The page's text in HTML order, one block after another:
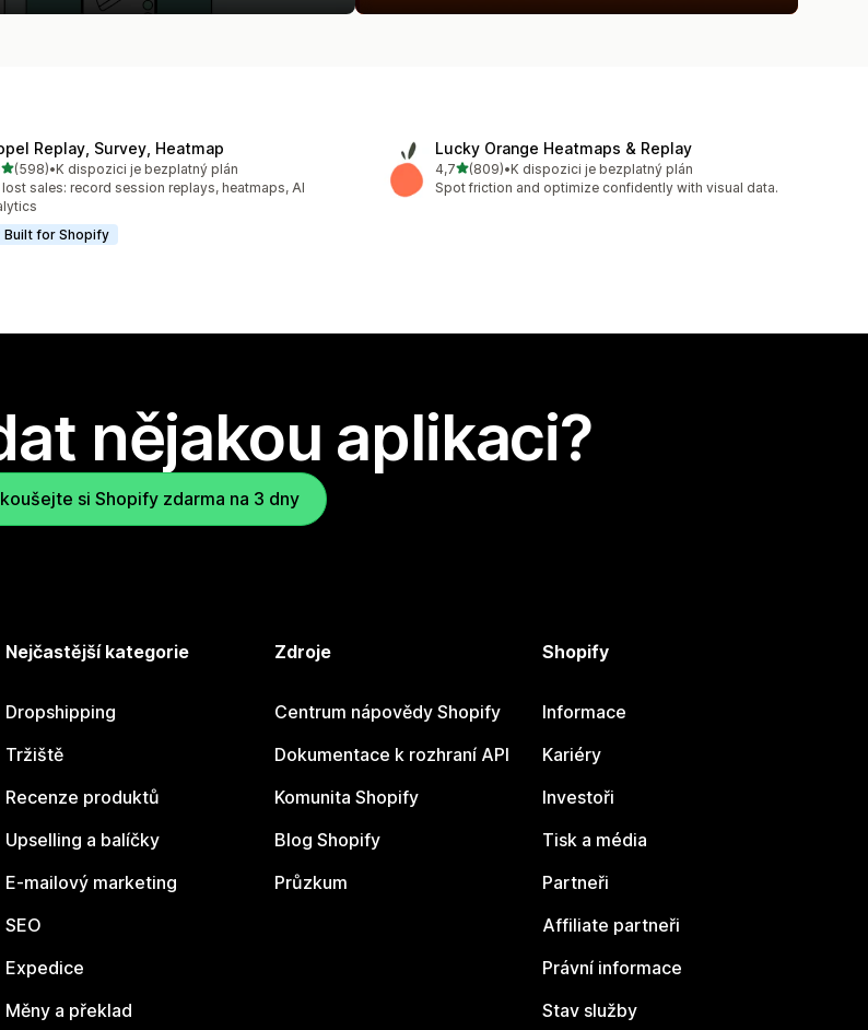
Replay, Survey, Heatmap
z 5 hvězd
(598)počet recenzí: 598
•K dispozici je bezplatný plán
lost sales: record session replays, heatmaps, AI
Built for Shopify
Lucky Orange Heatmaps & Replay
4,7z 5 hvězd
(809)
Celkový počet recenzí: 809
•K dispozici je bezplatný plán
Spot friction and optimize confidently with visual data.
nějakou aplikaci?
si Shopify zdarma na 3 dny
Nejčastější kategorie
Dropshipping
Tržiště
Recenze produktů
Upselling a balíčky
E-mailový marketing
SEO
Expedice
Měny a překlad
Zdroje
Centrum nápovědy Shopify
Dokumentace k rozhraní API
Komunita Shopify
Blog Shopify
Průzkum
Shopify
Informace
Kariéry
Investoři
Tisk a média
Partneři
Affiliate partneři
Právní informace
Stav služby